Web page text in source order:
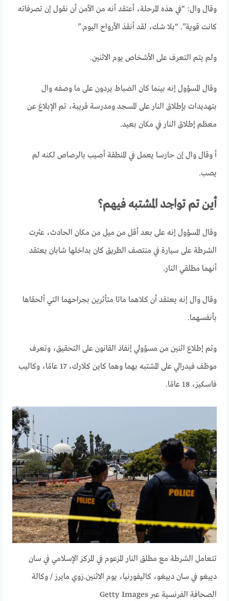
وقال وال: “في هذه المرحلة، أعتقد أنه من الآمن أن نقول إن تصرفاته
كانت قوية”. “بلا شك، لقد أنقذ الأرواح اليوم.”
ولم يتم التعرف على الأشخاص يوم الاثنين.
وقال المسؤول إنه بينما كان الضباط يردون على ما وصفه وال
بتهديدات بإطلاق النار على المسجد ومدرسة قريبة، تم الإبلاغ عن
معظم إطلاق النار في مكان بعيد.
أ وقال وال إن حارسا يعمل في المنطقة أصيب بالرصاص لكنه لم
يصب.
أين تم تواجد المشتبه فيهم؟
وقال المسؤول إنه على بعد أقل من ميل من مكان الحادث، عثرت
الشرطة على سيارة في منتصف الطريق كان بداخلها شابان يعتقد
أنهما مطلقي النار.
وقال وال إنه يعتقد أن كلاهما ماتا متأثرين بجراحهما التي ألحقاها
بأنفسهما.
وتم إطلاع اثنين من مسؤولي إنفاذ القانون على التحقيق، وتعرف
موظف فيدرالي على المشتبه بهما وهما كاين كلارك، 17 عامًا، وكاليب
فاسكيز، 18 عامًا.
تتعامل الشرطة مع مطلق النار المزعوم في المركز الإسلامي في سان
دييغو في سان دييغو، كاليفورنيا، يوم الاثنين.زوي مايرز / وكالة
الصحافة الفرنسية عبر Getty Images